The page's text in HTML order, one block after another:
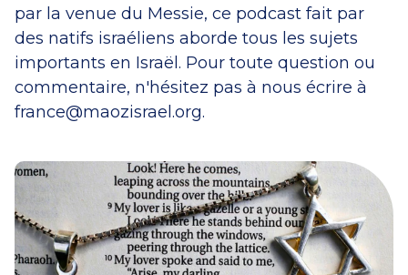
par la venue du Messie, ce podcast fait par
des natifs israéliens aborde tous les sujets
importants en Israël. Pour toute question ou
commentaire, n'hésitez pas à nous écrire à
france@maozisrael.org.